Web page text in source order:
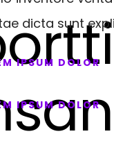
dicta sunt
IPSUM DOLOR
IPSUM DOLOR